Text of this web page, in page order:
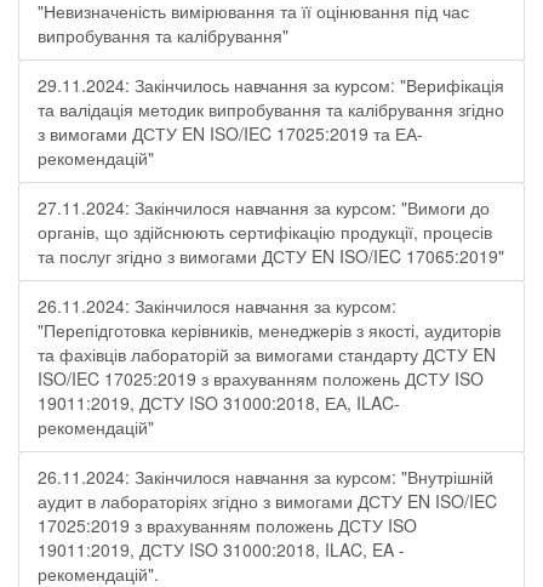
"Невизначеність вимірювання та її оцінювання під час
випробування та калібрування"
29.11.2024: Закінчилось навчання за курсом: "Верифікація
та валідація методик випробування та калібрування згідно
з вимогами ДСТУ EN ISO/IEC 17025:2019 та ЕА-
рекомендацій"
27.11.2024: Закінчилося навчання за курсом: "Вимоги до
органів, що здійснюють сертифікацію продукції, процесів
та послуг згідно з вимогами ДСТУ EN ISO/IEC 17065:2019"
26.11.2024: Закінчилося навчання за курсом:
"Перепідготовка керівників, менеджерів з якості, аудиторів
та фахівців лабораторій за вимогами стандарту ДСТУ EN
ISO/IEC 17025:2019 з врахуванням положень ДСТУ ISO
19011:2019, ДСТУ ISO 31000:2018, ЕА, ILAC-
рекомендацій"
26.11.2024: Закінчилося навчання за курсом: "Внутрішній
аудит в лабораторіях згідно з вимогами ДСТУ EN ISO/IEC
17025:2019 з врахуванням положень ДСТУ ISO
19011:2019, ДСТУ ISO 31000:2018, ILAC, EA -
рекомендацій".